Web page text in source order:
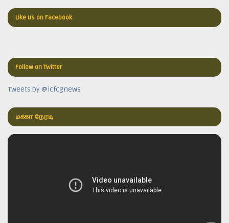
Like us on Facebook
Follow on Twitter
Tweets by @icfcgnews
மக்கா நேரடி